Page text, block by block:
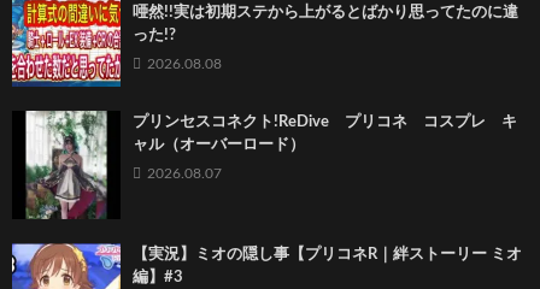
唖然!!実は初期ステから上がるとばかり思ってたのに違
った!?
2026.08.08
プリンセスコネクト!ReDive プリコネ コスプレ キ
ャル（オーバーロード）
2026.08.07
【実況】ミオの隠し事【プリコネR｜絆ストーリー ミオ
編】#3